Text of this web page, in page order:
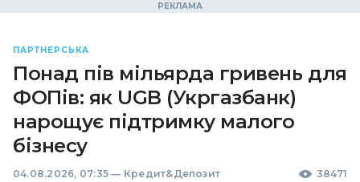
ПАРТНЕРСЬКА
Понад пів мільярда гривень для
ФОПів: як UGB (Укргазбанк)
нарощує підтримку малого
бізнесу
04.08.2026, 07:35 — Кредит&Депозит 38471